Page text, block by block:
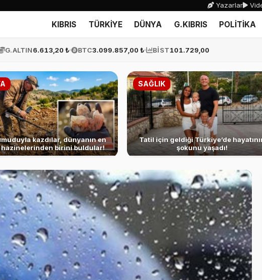
Yazarlar
KIBRIS TÜRKİYE DÜNYA G.KIBRIS POLİTİKA
G.ALTIN6.613,20 ₺ BTC3.099.857,00 ₺ BİST101.729,00
kazdılar, dünyanın en
birini buldular!
SAĞLIK
Tatil için geldiği Türkiye’de
şokunu yaşadı!